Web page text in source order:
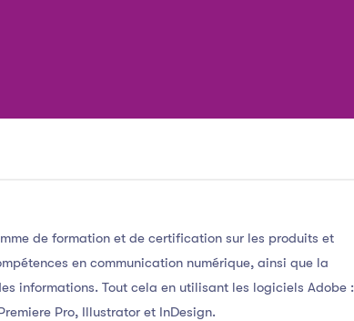
de formation et de certification sur les produits et
en communication numérique, ainsi que la
informations. Tout cela en utilisant les logiciels Adobe :
Pro, Illustrator et InDesign.